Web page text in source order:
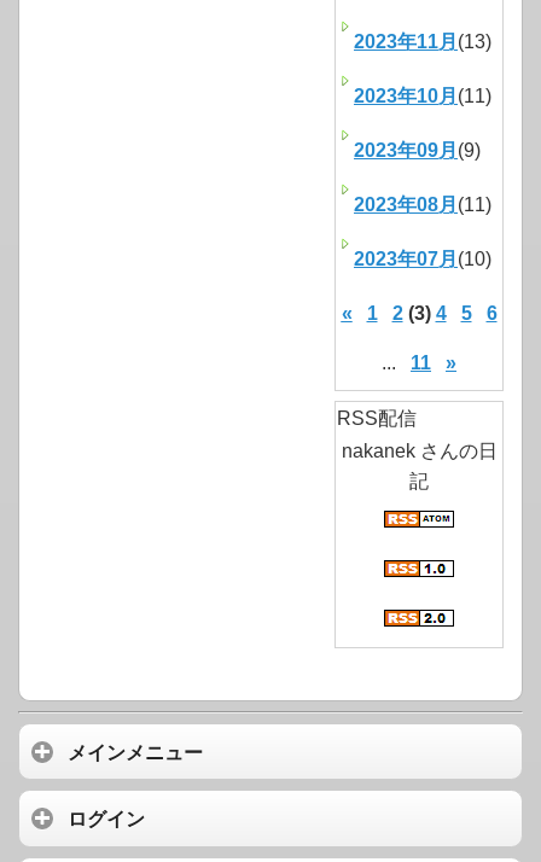
2023年11月 (13)
2023年10月 (11)
2023年09月 (9)
2023年08月 (11)
2023年07月 (10)
« 1 2 (3) 4 5 6
... 11 »
RSS配信
nakanek さんの日
記
メインメニュー
ログイン